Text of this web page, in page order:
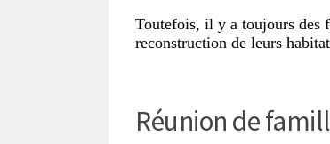
Toutefois, il y a toujours des
reconstruction de leurs
Réunion de